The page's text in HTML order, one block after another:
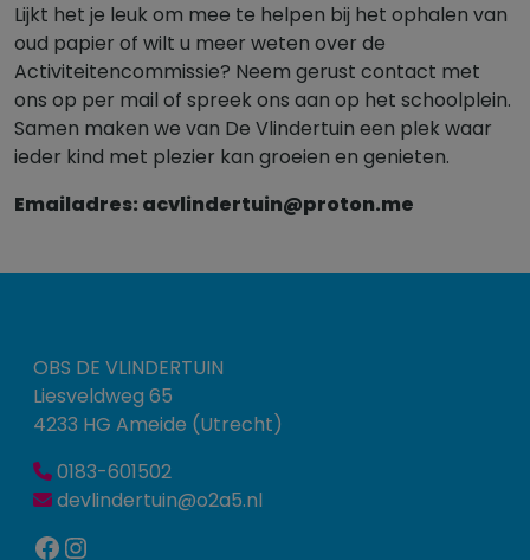
Lijkt het je leuk om mee te helpen bij het ophalen van
oud papier of wilt u meer weten over de
Activiteitencommissie? Neem gerust contact met
ons op per mail of spreek ons aan op het schoolplein.
Samen maken we van De Vlindertuin een plek waar
ieder kind met plezier kan groeien en genieten.
Emailadres: acvlindertuin@proton.me
OBS DE VLINDERTUIN
Liesveldweg 65
4233 HG Ameide (Utrecht)
0183-601502
devlindertuin@o2a5.nl
Facebook Instagram